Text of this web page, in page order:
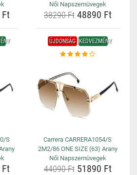
Női Napszemüvegek
38290 Ft48890 Ft
S
ÚJDONSÁG KEDVEZMÉNY
Carrera CARRERA1054/S
2M2/86 ONE SIZE (63) Arany
Női Napszemüvegek
44090 Ft51890 Ft